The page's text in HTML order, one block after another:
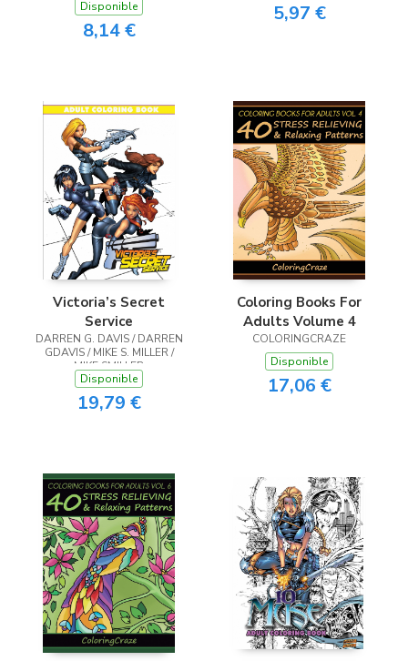
COLORING BOOK
Disponible
8,14 €
5,97 €
Victoria’s Secret
Service
DARREN G. DAVIS / DARREN
GDAVIS / MIKE S. MILLER /
MIKE SMILLER
Disponible
19,79 €
Coloring Books For
Adults Volume 4
COLORINGCRAZE
Disponible
17,06 €